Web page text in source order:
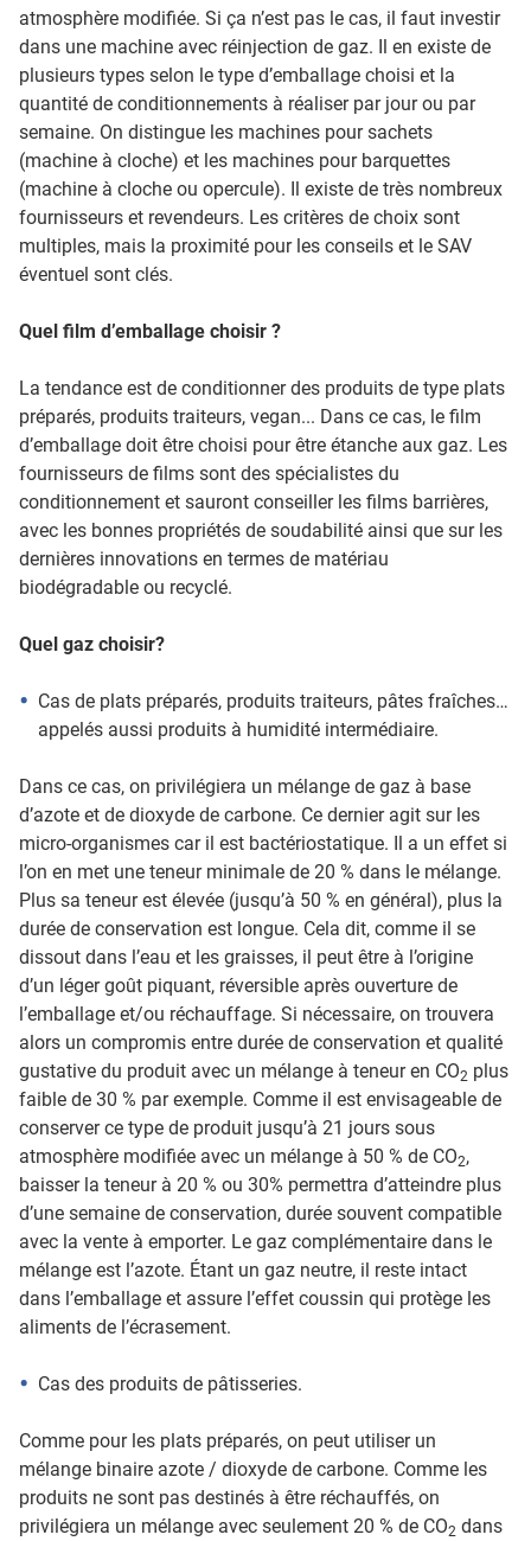
atmosphère modifiée. Si ça n’est pas le cas, il faut investir
dans une machine avec réinjection de gaz. Il en existe de
plusieurs types selon le type d’emballage choisi et la
quantité de conditionnements à réaliser par jour ou par
semaine. On distingue les machines pour sachets
(machine à cloche) et les machines pour barquettes
(machine à cloche ou opercule). Il existe de très nombreux
fournisseurs et revendeurs. Les critères de choix sont
multiples, mais la proximité pour les conseils et le SAV
éventuel sont clés.
Quel film d’emballage choisir ?
La tendance est de conditionner des produits de type plats
préparés, produits traiteurs, vegan... Dans ce cas, le film
d’emballage doit être choisi pour être étanche aux gaz. Les
fournisseurs de films sont des spécialistes du
conditionnement et sauront conseiller les films barrières,
avec les bonnes propriétés de soudabilité ainsi que sur les
dernières innovations en termes de matériau
biodégradable ou recyclé.
Quel gaz choisir?
Cas de plats préparés, produits traiteurs, pâtes fraîches…
appelés aussi produits à humidité intermédiaire.
Dans ce cas, on privilégiera un mélange de gaz à base
d’azote et de dioxyde de carbone. Ce dernier agit sur les
micro-organismes car il est bactériostatique. Il a un effet si
l’on en met une teneur minimale de 20 % dans le mélange.
Plus sa teneur est élevée (jusqu’à 50 % en général), plus la
durée de conservation est longue. Cela dit, comme il se
dissout dans l’eau et les graisses, il peut être à l’origine
d’un léger goût piquant, réversible après ouverture de
l’emballage et/ou réchauffage. Si nécessaire, on trouvera
alors un compromis entre durée de conservation et qualité
gustative du produit avec un mélange à teneur en CO2 plus
faible de 30 % par exemple. Comme il est envisageable de
conserver ce type de produit jusqu’à 21 jours sous
atmosphère modifiée avec un mélange à 50 % de CO2,
baisser la teneur à 20 % ou 30% permettra d’atteindre plus
d’une semaine de conservation, durée souvent compatible
avec la vente à emporter. Le gaz complémentaire dans le
mélange est l’azote. Étant un gaz neutre, il reste intact
dans l’emballage et assure l’effet coussin qui protège les
aliments de l’écrasement.
Cas des produits de pâtisseries.
Comme pour les plats préparés, on peut utiliser un
mélange binaire azote / dioxyde de carbone. Comme les
produits ne sont pas destinés à être réchauffés, on
privilégiera un mélange avec seulement 20 % de CO2 dans